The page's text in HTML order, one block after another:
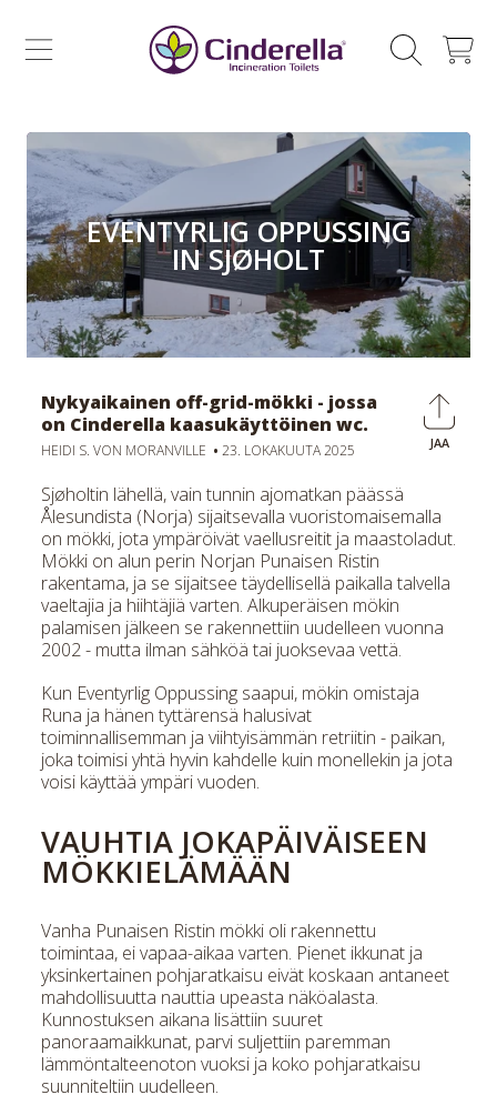
SIIRRY SISÄLTÖÖN
CINDERELLA ECO SALES AS
EVENTYRLIG OPPUSSING
IN SJØHOLT
JAA
Nykyaikainen off-grid-mökki - jossa
on Cinderella kaasukäyttöinen wc.
HEIDI S. VON MORANVILLE 23. LOKAKUUTA 2025
Sjøholtin lähellä, vain tunnin ajomatkan päässä
Ålesundista (Norja) sijaitsevalla vuoristomaisemalla
on mökki, jota ympäröivät vaellusreitit ja maastoladut.
Mökki on alun perin Norjan Punaisen Ristin
rakentama, ja se sijaitsee täydellisellä paikalla talvella
vaeltajia ja hiihtäjiä varten. Alkuperäisen mökin
palamisen jälkeen se rakennettiin uudelleen vuonna
2002 - mutta ilman sähköä tai juoksevaa vettä.
Kun Eventyrlig Oppussing saapui, mökin omistaja
Runa ja hänen tyttärensä halusivat
toiminnallisemman ja viihtyisämmän retriitin - paikan,
joka toimisi yhtä hyvin kahdelle kuin monellekin ja jota
voisi käyttää ympäri vuoden.
VAUHTIA JOKAPÄIVÄISEEN
MÖKKIELÄMÄÄN
Vanha Punaisen Ristin mökki oli rakennettu
toimintaa, ei vapaa-aikaa varten. Pienet ikkunat ja
yksinkertainen pohjaratkaisu eivät koskaan antaneet
mahdollisuutta nauttia upeasta näköalasta.
Kunnostuksen aikana lisättiin suuret
panoraamaikkunat, parvi suljettiin paremman
lämmöntalteenoton vuoksi ja koko pohjaratkaisu
suunniteltiin uudelleen.